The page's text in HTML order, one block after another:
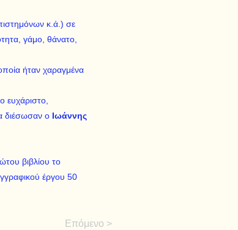
κ.ά.) σε
γάμο, θάνατο,
ήταν χαραγμένα
ευχάριστο,
διέσωσαν ο Ιωάννης
βιβλίου το
έργου 50
Επόμενο >